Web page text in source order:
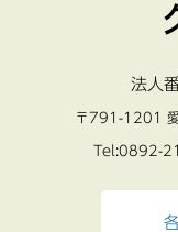
法人
〒791-1201
Tel:0892-